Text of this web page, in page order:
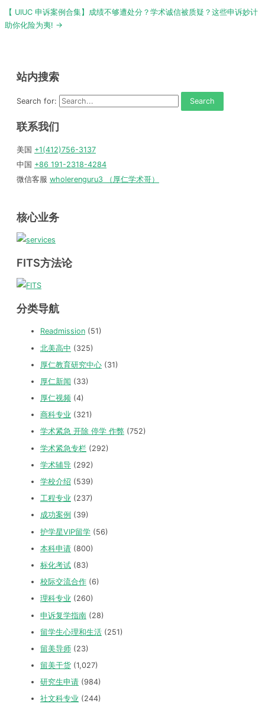
【 UIUC 申诉案例合集】成绩不够遭处分？学术诚信被质疑？这些申诉妙计
助你化险为夷! →
站内搜索
Search for:
联系我们
美国 +1(412)756-3137
中国 +86 191-2318-4284
微信客服 wholerenguru3 （厚仁学术哥）
核心业务
FITS方法论
分类导航
Readmission (51)
北美高中 (325)
厚仁教育研究中心 (31)
厚仁新闻 (33)
厚仁视频 (4)
商科专业 (321)
学术紧急 开除 停学 作弊 (752)
学术紧急专栏 (292)
学术辅导 (292)
学校介绍 (539)
工程专业 (237)
成功案例 (39)
护学星VIP留学 (56)
本科申请 (800)
标化考试 (83)
校际交流合作 (6)
理科专业 (260)
申诉复学指南 (28)
留学生心理和生活 (251)
留美导师 (23)
留美干货 (1,027)
研究生申请 (984)
社文科专业 (244)